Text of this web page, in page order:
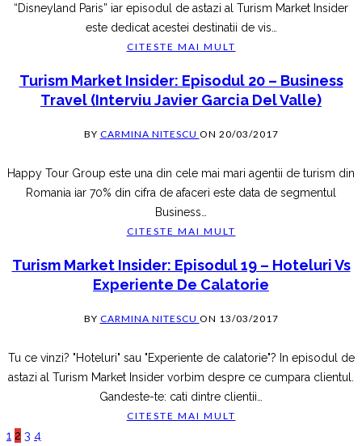
“Disneyland Paris” iar episodul de astazi al Turism Market Insider
este dedicat acestei destinatii de vis
CITESTE MAI MULT
Turism Market Insider: Episodul 20 – Business
Travel (interviu Javier Garcia Del Valle)
BY CARMINA NITESCU ON 20/03/2017
Happy Tour Group este una din cele mai mari agentii de turism din
Romania iar 70% din cifra de afaceri este data de segmentul
Business
CITESTE MAI MULT
Turism Market Insider: Episodul 19 – Hoteluri Vs
Experiente De Calatorie
BY CARMINA NITESCU ON 13/03/2017
Tu ce vinzi? "Hoteluri" sau "Experiente de calatorie"? In episodul de
astazi al Turism Market Insider vorbim despre ce cumpara clientul.
Gandeste-te: cati dintre clientii
CITESTE MAI MULT
1 2 3 4